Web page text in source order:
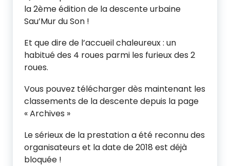
la 2ème édition de la descente urbaine
Sau’Mur du Son !
Et que dire de l’accueil chaleureux : un
habitué des 4 roues parmi les furieux des 2
roues.
Vous pouvez télécharger dès maintenant les
classements de la descente depuis la page
« Archives »
Le sérieux de la prestation a été reconnu des
organisateurs et la date de 2018 est déjà
bloquée !